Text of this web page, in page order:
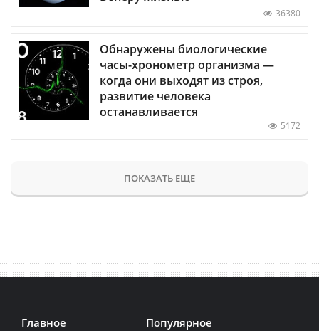
36380
Обнаружены биологические
часы-хронометр организма —
когда они выходят из строя,
развитие человека
останавливается
5172
ПОКАЗАТЬ ЕЩЕ
Главное Популярное